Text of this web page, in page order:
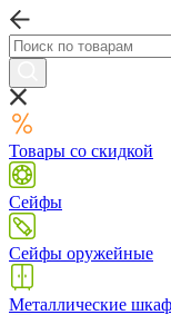
Товары со скидкой
Сейфы
Сейфы оружейные
Металлические